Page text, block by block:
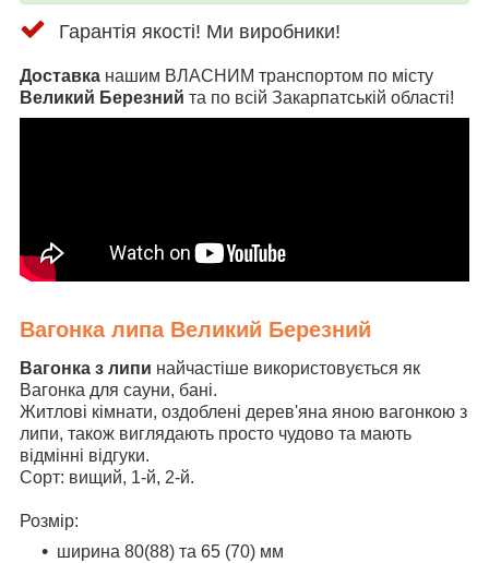
Гарантія якості! Ми виробники!
Доставка нашим ВЛАСНИМ транспортом по місту
Великий Березний та по всій Закарпатській області!
Вагонка липа Великий Березний
Вагонка з липи найчастіше використовується як
Вагонка для сауни, бані.
Житлові кімнати, оздоблені дерев'яна яною вагонкою з
липи, також виглядають просто чудово та мають
відмінні відгуки.
Сорт: вищий, 1-й, 2-й.
Розмір:
ширина 80(88) та 65 (70) мм